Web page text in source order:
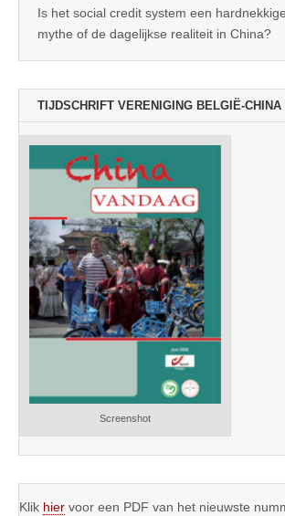
Is het social credit system een
mythe of de dagelijkse realiteit in China?
TIJDSCHRIFT VERENIGING BELGIË-CHINA
Screenshot
Klik hier voor een PDF van het nieuwste